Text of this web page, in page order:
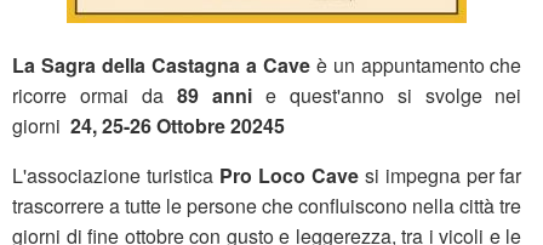
La Sagra della Castagna a Cave è un appuntamento che
ricorre ormai da 89 anni e quest'anno si svolge nei
giorni 24, 25-26 Ottobre 20245
L'associazione turistica Pro Loco Cave si impegna per far
trascorrere a tutte le persone che confluiscono nella città tre
giorni di fine ottobre con gusto e leggerezza, tra i vicoli e le